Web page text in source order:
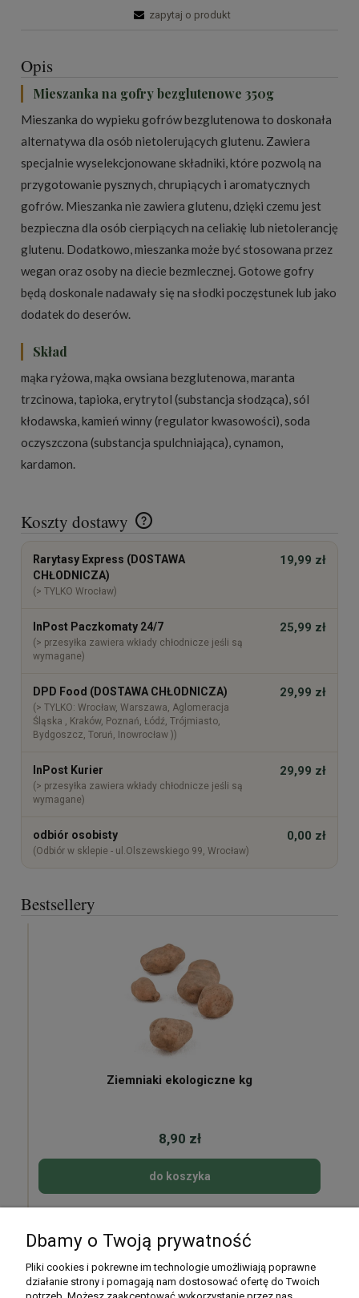
zapytaj o produkt
Opis
Mieszanka na gofry bezglutenowe 350g
Mieszanka do wypieku gofrów bezglutenowa to doskonała
alternatywa dla osób nietolerujących glutenu. Zawiera
specjalnie wyselekcjonowane składniki, które pozwolą na
przygotowanie pysznych, chrupiących i aromatycznych
gofrów. Mieszanka nie zawiera glutenu, dzięki czemu jest
bezpieczna dla osób cierpiących na celiakię lub nietolerancję
glutenu. Dodatkowo, mieszanka może być stosowana przez
wegan oraz osoby na diecie bezmlecznej. Gotowe gofry
będą doskonale nadawały się na słodki poczęstunek lub jako
dodatek do deserów.
Skład
mąka ryżowa, mąka owsiana bezglutenowa, maranta
trzcinowa, tapioka, erytrytol (substancja słodząca), sól
kłodawska, kamień winny (regulator kwasowości), soda
oczyszczona (substancja spulchniająca), cynamon,
kardamon.
Koszty dostawy
Cena nie zawiera ewentualnych kosztów płatności
Rarytasy Express (DOSTAWA
CHŁODNICZA)
(> TYLKO Wrocław)
19,99 zł
InPost Paczkomaty 24/7
(> przesyłka zawiera wkłady chłodnicze jeśli są
wymagane)
25,99 zł
DPD Food (DOSTAWA CHŁODNICZA)
(> TYLKO: Wrocław, Warszawa, Aglomeracja
Śląska , Kraków, Poznań, Łódź, Trójmiasto,
Bydgoszcz, Toruń, Inowrocław ))
29,99 zł
InPost Kurier
(> przesyłka zawiera wkłady chłodnicze jeśli są
wymagane)
29,99 zł
odbiór osobisty
(Odbiór w sklepie - ul.Olszewskiego 99, Wrocław)
0,00 zł
Bestsellery
Ziemniaki ekologiczne kg
8,90 zł
do koszyka
Dbamy o Twoją prywatność
Pliki cookies i pokrewne im technologie umożliwiają poprawne
działanie strony i pomagają nam dostosować ofertę do Twoich